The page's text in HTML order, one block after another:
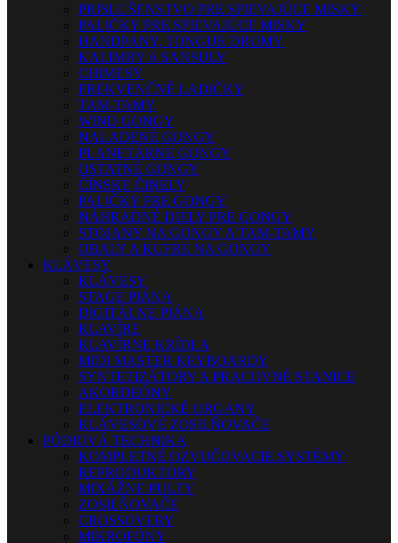
PRISLUŠENSTVO PRE SPIEVAJÚCE MISKY
PALIČKY PRE SPIEVAJÚCE MISKY
HANDPANY, TONGUE DRUMY
KALIMBY A SANSULY
CHIMESY
FREKVENČNÉ LADIČKY
TAM-TAMY
WIND GONGY
NALADENÉ GONGY
PLANETÁRNE GONGY
OSTATNÉ GONGY
ČÍNSKE ČINELY
PALIČKY PRE GONGY
NÁHRADNÉ DIELY PRE GONGY
STOJANY NA GONGY A TAM-TAMY
OBALY A KUFRE NA GONGY
KLÁVESY
KLÁVESY
STAGE PIÁNA
DIGITÁLNE PIÁNA
KLAVÍRE
KLAVÍRNE KRÍDLA
MIDI MASTER KEYBOARDY
SYNTETIZÁTORY A PRACOVNÉ STANICE
AKORDEÓNY
ELEKTRONICKÉ ORGANY
KLÁVESOVÉ ZOSILŇOVAČE
PÓDIOVÁ TECHNIKA
KOMPLETNÉ OZVUČOVACIE SYSTÉMY
REPRODUKTORY
MIXÁŽNE PULTY
ZOSILŇOVAČE
CROSSOVERY
MIKROFÓNY